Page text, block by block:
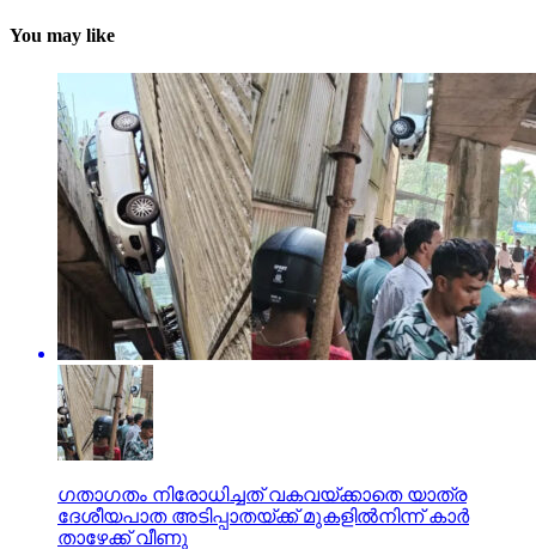
You may like
ഗതാഗതം നിരോധിച്ചത് വകവയ്ക്കാതെ യാത്ര
ദേശീയപാത അടിപ്പാതയ്ക്ക് മുകളില്‍നിന്ന് കാര്‍
താഴേക്ക് വീണു